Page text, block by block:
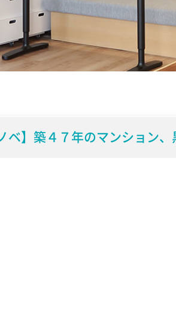
ベ】築４７年のマンション